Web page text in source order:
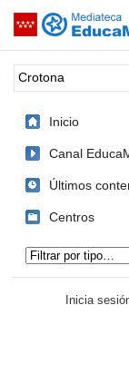
Saltar navegación
Palabra o frase:
Inicio
Canal
Últimos
Centros
Inicia